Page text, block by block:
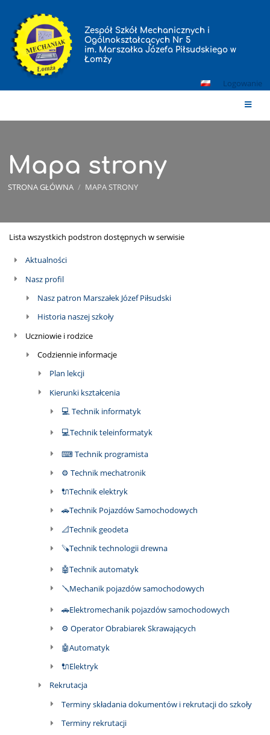
Zespół Szkół Mechanicznych i
Ogólnokształcących Nr 5
im. Marszałka Józefa Piłsudskiego w
Łomży
Logowanie
Mapa strony
STRONA GŁÓWNA / MAPA STRONY
Mapa
strony
Lista wszystkich podstron dostępnych w serwisie
Aktualności
Nasz profil
Nasz patron Marszałek Józef Piłsudski
Historia naszej szkoły
Uczniowie i rodzice
Codziennie informacje
Plan lekcji
Kierunki kształcenia
💻 Technik informatyk
💻Technik teleinformatyk
⌨ Technik programista
⚙ Technik mechatronik
🔌Technik elektryk
🚗Technik Pojazdów Samochodowych
📐Technik geodeta
🪚Technik technologii drewna
🤖Technik automatyk
🪛Mechanik pojazdów samochodowych
🚗Elektromechanik pojazdów samochodowych
⚙ Operator Obrabiarek Skrawających
🤖Automatyk
🔌Elektryk
Rekrutacja
Terminy składania dokumentów i rekrutacji do szkoły
Terminy rekrutacji